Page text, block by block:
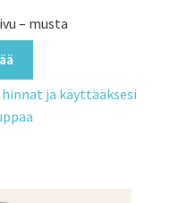
– musta
hinnat ja käyttääksesi